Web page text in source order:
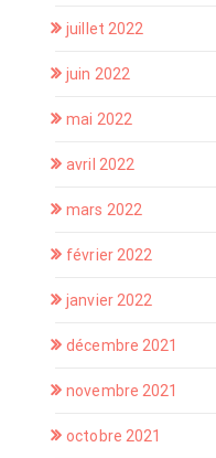
juillet 2022
juin 2022
mai 2022
avril 2022
mars 2022
février 2022
janvier 2022
décembre 2021
novembre 2021
octobre 2021